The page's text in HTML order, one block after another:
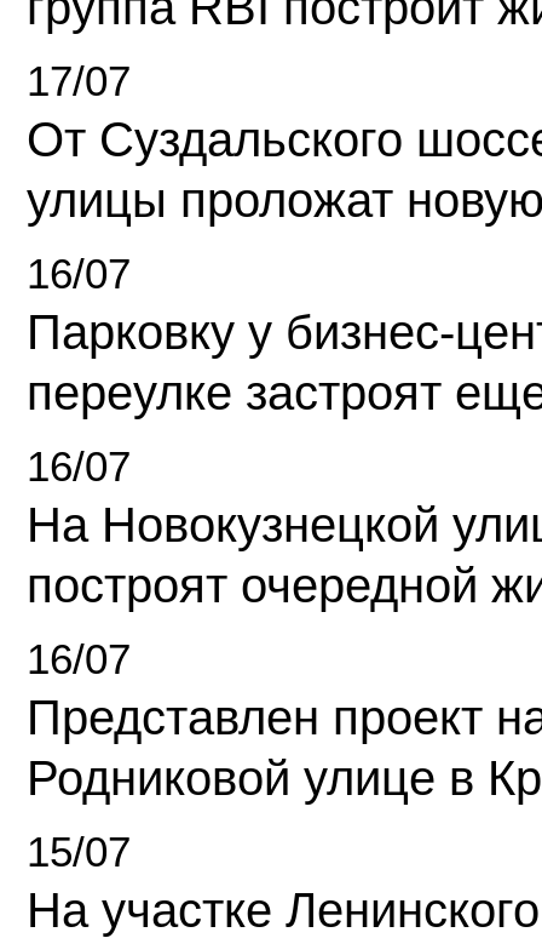
17/07
От Суздальского
улицы проложат
16/07
Парковку у бизнес-
переулке застроят
16/07
На Новокузнецкой
построят очередной
16/07
Представлен проект
Родниковой улице в
15/07
На участке